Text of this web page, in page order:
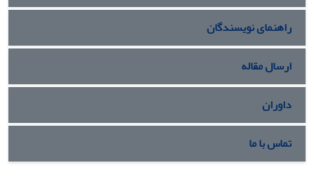
راهنمای نویسندگان
ارسال مقاله
داوران
تماس با ما